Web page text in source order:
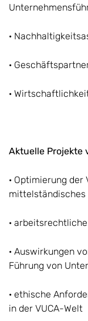
·
·
·
Aktuelle Projekte
· Optimierung
mittelständisches
·
· Auswirkungen
Führung von
· ethische
in der VUCA-Welt